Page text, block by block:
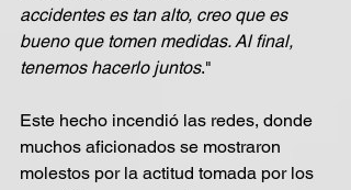
accidentes es tan alto, creo que es
bueno que tomen medidas. Al final,
tenemos hacerlo juntos."
Este hecho incendió las redes, donde
muchos aficionados se mostraron
molestos por la actitud tomada por los